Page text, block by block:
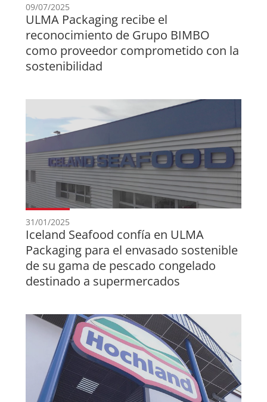
09/07/2025
ULMA Packaging recibe el
reconocimiento de Grupo BIMBO
como proveedor comprometido con la
sostenibilidad
31/01/2025
Iceland Seafood confía en ULMA
Packaging para el envasado sostenible
de su gama de pescado congelado
destinado a supermercados